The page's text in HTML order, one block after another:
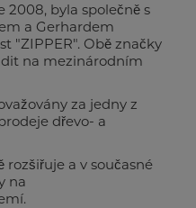
2008, byla společně s
a Gerhardem
"ZIPPER". Obě značky
na mezinárodním
za jedny z
dřevo- a
rozšiřuje a v současné
na